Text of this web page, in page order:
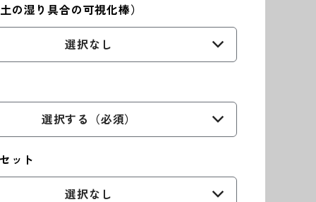
の湿り具合の可視化棒）
選択なし
選択する（必須）
ット
選択なし